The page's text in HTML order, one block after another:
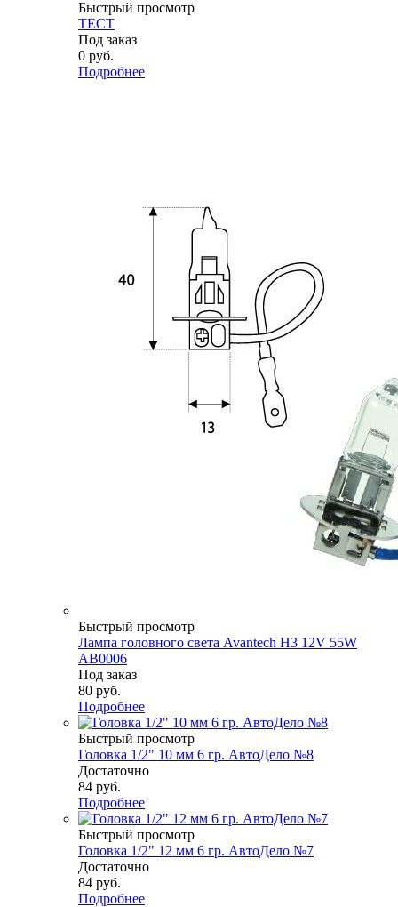
Быстрый просмотр
ТЕСТ
Под заказ
0 руб.
Подробнее
Быстрый просмотр
Лампа головного света Avantech H3 12V 55W
AB0006
Под заказ
80 руб.
Подробнее
Быстрый просмотр
Головка 1/2" 10 мм 6 гр. АвтоДело №8
Достаточно
84 руб.
Подробнее
Быстрый просмотр
Головка 1/2" 12 мм 6 гр. АвтоДело №7
Достаточно
84 руб.
Подробнее